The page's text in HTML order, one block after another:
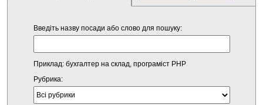
Введіть назву посади або слово для пошуку:
Приклад: бухгалтер на склад, програміст PHP
Рубрика: